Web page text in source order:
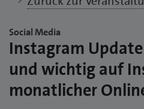
Suche
Social Media
Instagram
und wichtig auf
monatlicher